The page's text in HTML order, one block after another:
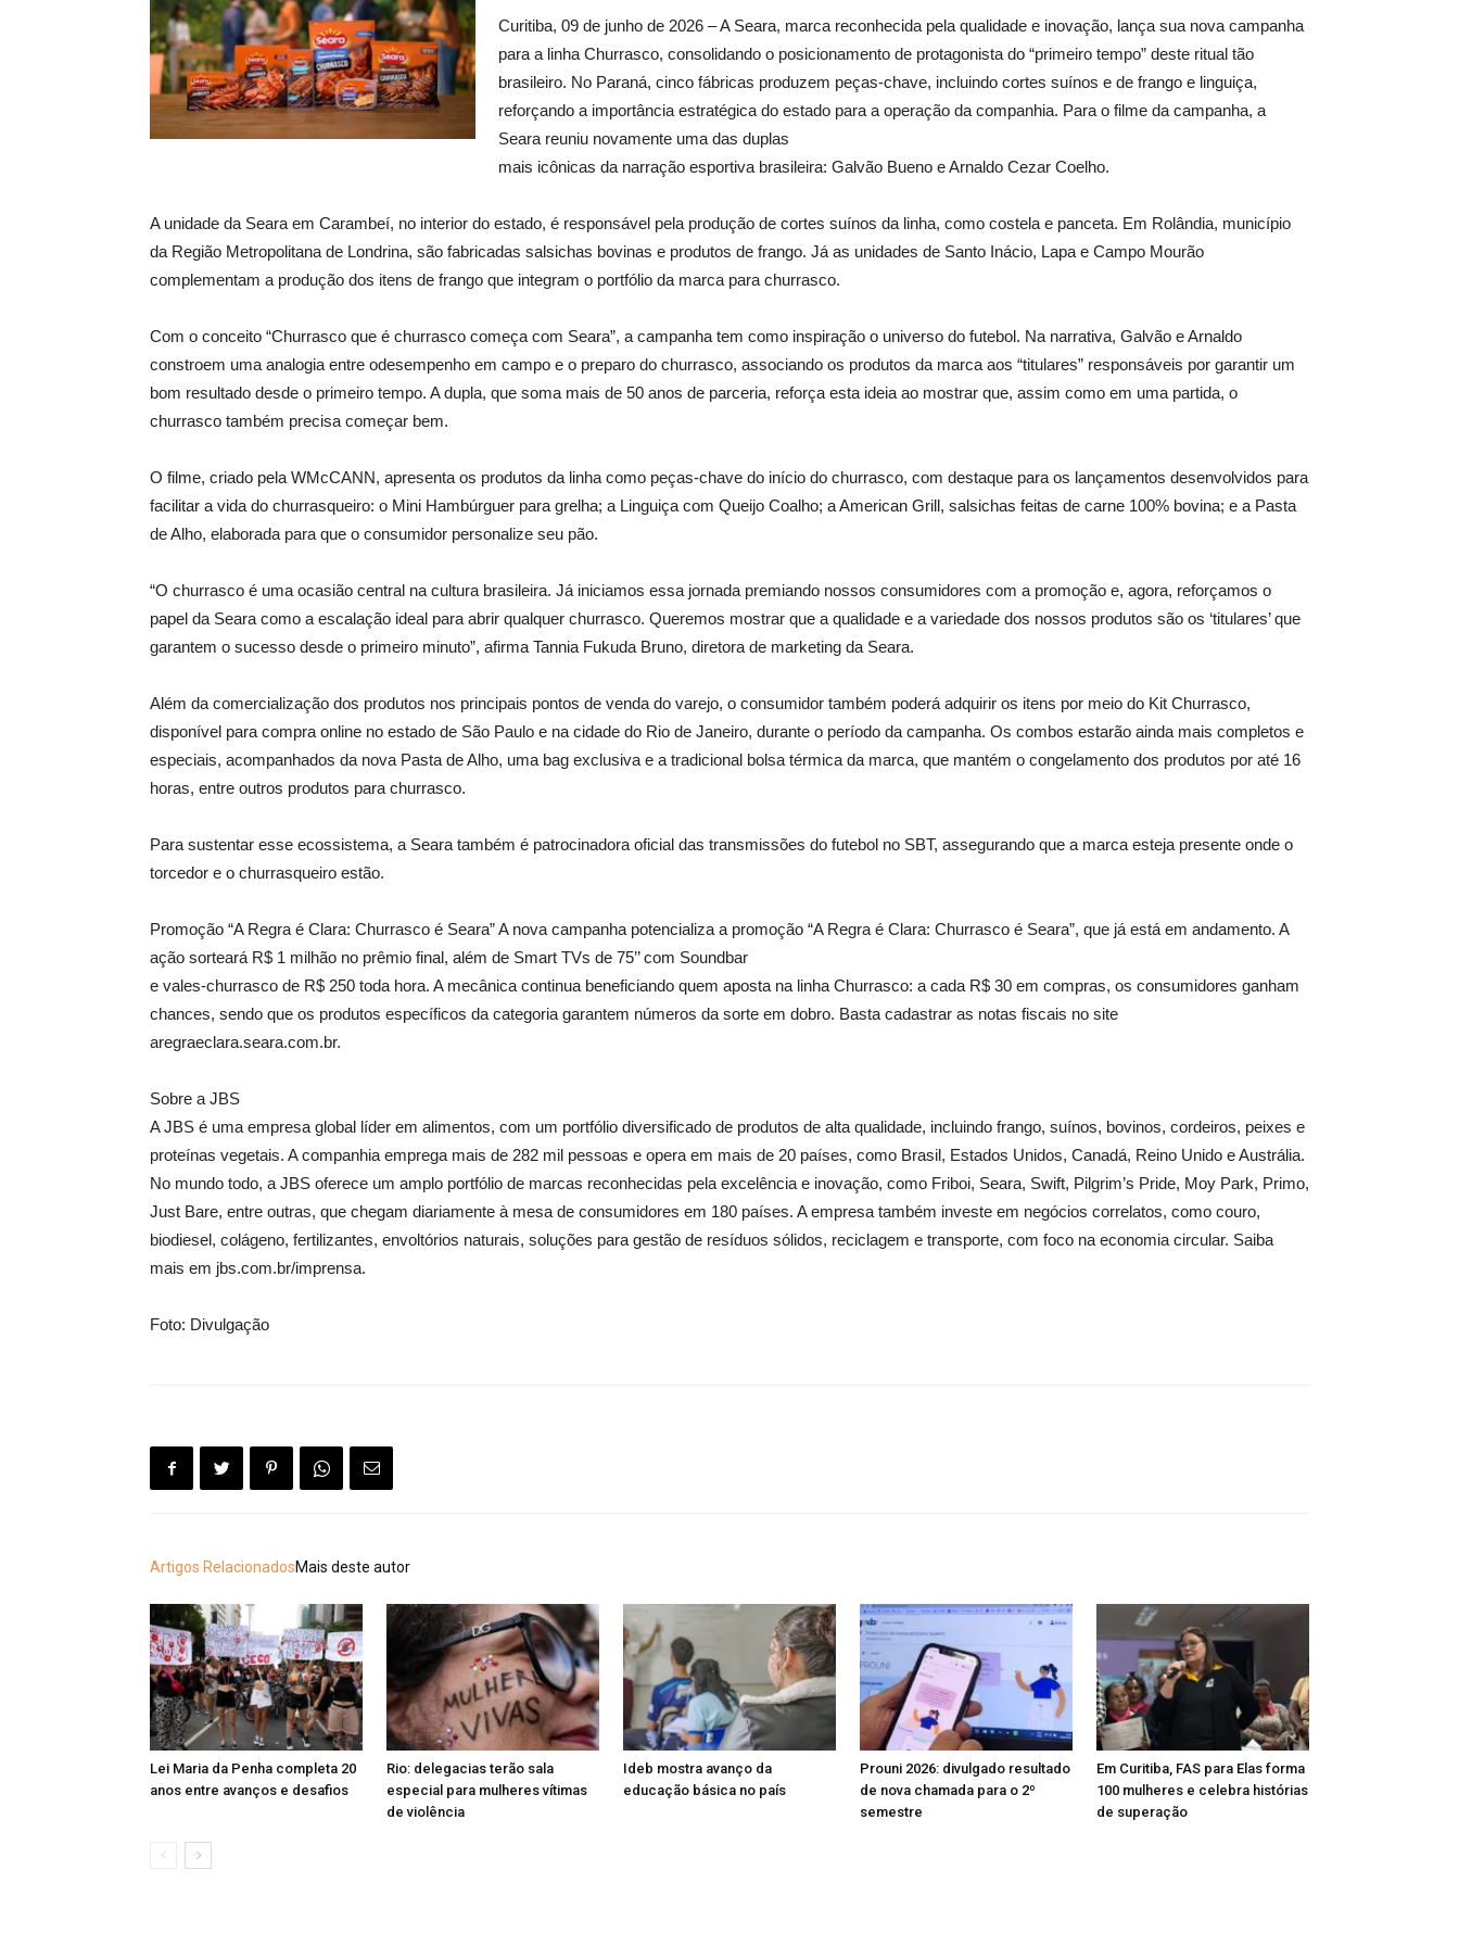
Curitiba, 09 de junho de 2026 – A Seara, marca reconhecida pela qualidade e inovação, lança sua nova campanha
para a linha Churrasco, consolidando o posicionamento de protagonista do “primeiro tempo” deste ritual tão
brasileiro. No Paraná, cinco fábricas produzem peças-chave, incluindo cortes suínos e de frango e linguiça,
reforçando a importância estratégica do estado para a operação da companhia. Para o filme da campanha, a
Seara reuniu novamente uma das duplas
mais icônicas da narração esportiva brasileira: Galvão Bueno e Arnaldo Cezar Coelho.
A unidade da Seara em Carambeí, no interior do estado, é responsável pela produção de cortes suínos da linha, como costela e panceta. Em Rolândia, município
da Região Metropolitana de Londrina, são fabricadas salsichas bovinas e produtos de frango. Já as unidades de Santo Inácio, Lapa e Campo Mourão
complementam a produção dos itens de frango que integram o portfólio da marca para churrasco.
Com o conceito “Churrasco que é churrasco começa com Seara”, a campanha tem como inspiração o universo do futebol. Na narrativa, Galvão e Arnaldo
constroem uma analogia entre odesempenho em campo e o preparo do churrasco, associando os produtos da marca aos “titulares” responsáveis por garantir um
bom resultado desde o primeiro tempo. A dupla, que soma mais de 50 anos de parceria, reforça esta ideia ao mostrar que, assim como em uma partida, o
churrasco também precisa começar bem.
O filme, criado pela WMcCANN, apresenta os produtos da linha como peças-chave do início do churrasco, com destaque para os lançamentos desenvolvidos para
facilitar a vida do churrasqueiro: o Mini Hambúrguer para grelha; a Linguiça com Queijo Coalho; a American Grill, salsichas feitas de carne 100% bovina; e a Pasta
de Alho, elaborada para que o consumidor personalize seu pão.
“O churrasco é uma ocasião central na cultura brasileira. Já iniciamos essa jornada premiando nossos consumidores com a promoção e, agora, reforçamos o
papel da Seara como a escalação ideal para abrir qualquer churrasco. Queremos mostrar que a qualidade e a variedade dos nossos produtos são os ‘titulares’ que
garantem o sucesso desde o primeiro minuto”, afirma Tannia Fukuda Bruno, diretora de marketing da Seara.
Além da comercialização dos produtos nos principais pontos de venda do varejo, o consumidor também poderá adquirir os itens por meio do Kit Churrasco,
disponível para compra online no estado de São Paulo e na cidade do Rio de Janeiro, durante o período da campanha. Os combos estarão ainda mais completos e
especiais, acompanhados da nova Pasta de Alho, uma bag exclusiva e a tradicional bolsa térmica da marca, que mantém o congelamento dos produtos por até 16
horas, entre outros produtos para churrasco.
Para sustentar esse ecossistema, a Seara também é patrocinadora oficial das transmissões do futebol no SBT, assegurando que a marca esteja presente onde o
torcedor e o churrasqueiro estão.
Promoção “A Regra é Clara: Churrasco é Seara” A nova campanha potencializa a promoção “A Regra é Clara: Churrasco é Seara”, que já está em andamento. A
ação sorteará R$ 1 milhão no prêmio final, além de Smart TVs de 75’’ com Soundbar
e vales-churrasco de R$ 250 toda hora. A mecânica continua beneficiando quem aposta na linha Churrasco: a cada R$ 30 em compras, os consumidores ganham
chances, sendo que os produtos específicos da categoria garantem números da sorte em dobro. Basta cadastrar as notas fiscais no site
aregraeclara.seara.com.br.
Sobre a JBS
A JBS é uma empresa global líder em alimentos, com um portfólio diversificado de produtos de alta qualidade, incluindo frango, suínos, bovinos, cordeiros, peixes e
proteínas vegetais. A companhia emprega mais de 282 mil pessoas e opera em mais de 20 países, como Brasil, Estados Unidos, Canadá, Reino Unido e Austrália.
No mundo todo, a JBS oferece um amplo portfólio de marcas reconhecidas pela excelência e inovação, como Friboi, Seara, Swift, Pilgrim’s Pride, Moy Park, Primo,
Just Bare, entre outras, que chegam diariamente à mesa de consumidores em 180 países. A empresa também investe em negócios correlatos, como couro,
biodiesel, colágeno, fertilizantes, envoltórios naturais, soluções para gestão de resíduos sólidos, reciclagem e transporte, com foco na economia circular. Saiba
mais em jbs.com.br/imprensa.
Foto: Divulgação
Artigos RelacionadosMais deste autor
Lei Maria da Penha completa 20
anos entre avanços e desafios
Rio: delegacias terão sala
especial para mulheres vítimas
de violência
Ideb mostra avanço da
educação básica no país
Prouni 2026: divulgado resultado
de nova chamada para o 2º
semestre
Em Curitiba, FAS para Elas forma
100 mulheres e celebra histórias
de superação